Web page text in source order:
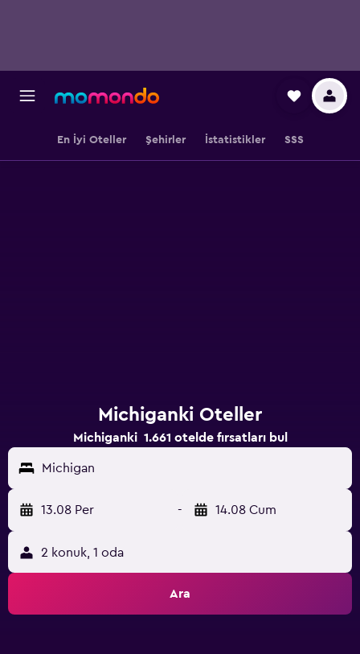
En İyi Oteller Şehirler İstatistikler SSS
Michiganki Oteller
Michiganki 1.661 otelde fırsatları bul
Michigan
13.08 Per - 14.08 Cum
2 konuk, 1 oda
Ara